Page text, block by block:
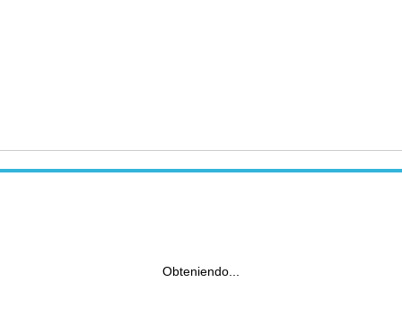
Obteniendo...